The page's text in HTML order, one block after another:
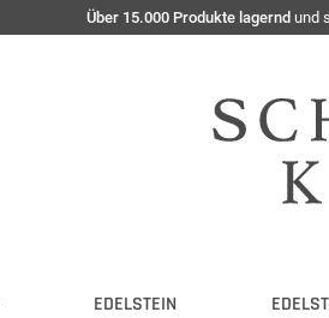
Über 15.000 Produkte lagernd und
EDELSTEIN